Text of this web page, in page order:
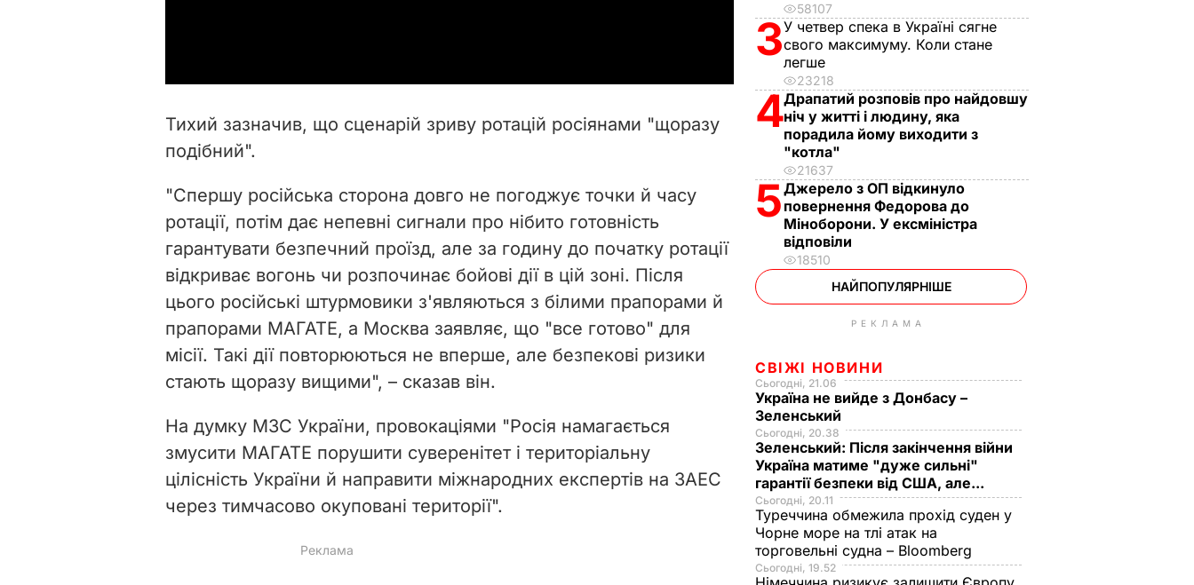
d
e
o
Тихий зазначив, що сценарій зриву ротацій росіянами "щоразу
подібний".
"Спершу російська сторона довго не погоджує точки й часу
ротації, потім дає непевні сигнали про нібито готовність
гарантувати безпечний проїзд, але за годину до початку ротації
відкриває вогонь чи розпочинає бойові дії в цій зоні. Після
цього російські штурмовики з'являються з білими прапорами й
прапорами МАГАТЕ, а Москва заявляє, що "все готово" для
місії. Такі дії повторюються не вперше, але безпекові ризики
стають щоразу вищими", – сказав він.
На думку МЗС України, провокаціями "Росія намагається
змусити МАГАТЕ порушити суверенітет і територіальну
цілісність України й направити міжнародних експертів на ЗАЕС
через тимчасово окуповані території".
58107
3У четвер спека в Україні сягне
свого максимуму. Коли стане
легше
23218
4Драпатий розповів про найдовшу
ніч у житті і людину, яка
порадила йому виходити з
"котла"
21637
5Джерело з ОП відкинуло
повернення Федорова до
Міноборони. У ексміністра
відповіли
18510
НАЙПОПУЛЯРНІШЕ
РЕКЛАМА
СВІЖІ НОВИНИ
Сьогодні, 21.06
Україна не вийде з Донбасу –
Зеленський
Сьогодні, 20.38
Зеленський: Після закінчення війни
Україна матиме "дуже сильні"
гарантії безпеки від США, але...
Сьогодні, 20.11
Туреччина обмежила прохід суден у
Чорне море на тлі атак на
торговельні судна – Bloomberg
Сьогодні, 19.52